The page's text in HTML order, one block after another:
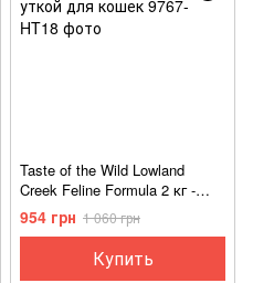
Taste of the Wild Lowland
Creek Feline Formula 2 кг -
Сухой корм с перепелом и
уткой для кошек
954 грн 1 060 грн
Купить